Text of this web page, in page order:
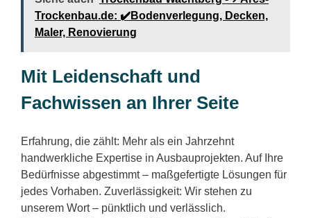
Trockenbau.de: ✔️Bodenverlegung, Decken,
Maler, Renovierung
Mit Leidenschaft und
Fachwissen an Ihrer Seite
Erfahrung, die zählt: Mehr als ein Jahrzehnt
handwerkliche Expertise in Ausbauprojekten. Auf Ihre
Bedürfnisse abgestimmt – maßgefertigte Lösungen für
jedes Vorhaben. Zuverlässigkeit: Wir stehen zu
unserem Wort – pünktlich und verlässlich.